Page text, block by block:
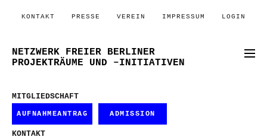
KONTAKT PRESSE VEREIN IMPRESSUM LOGIN
NETZWERK FREIER BERLINER
PROJEKTRÄUME UND –INITIATIVEN
MITGLIEDSCHAFT
AUFNAHMEANTRAG ADMISSION
KONTAKT